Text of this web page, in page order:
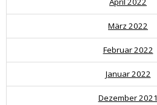
März 2022
Februar 2022
Januar 2022
Dezember 2021